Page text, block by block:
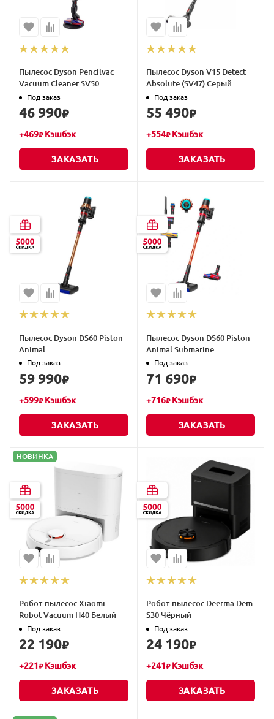
Пылесос Dyson Pencilvac
Vacuum Cleaner SV50
Под заказ
46 990₽
+469₽Кэшбэк
ЗАКАЗАТЬ
Пылесос Dyson V15 Detect
Absolute (SV47) Серый
Под заказ
55 490₽
+554₽Кэшбэк
ЗАКАЗАТЬ
Пылесос Dyson DS60 Piston
Animal
Под заказ
59 990₽
+599₽Кэшбэк
ЗАКАЗАТЬ
Пылесос Dyson DS60 Piston
Animal Submarine
Под заказ
71 690₽
+716₽Кэшбэк
ЗАКАЗАТЬ
НОВИНКА
Робот-пылесос Xiaomi
Robot Vacuum H40 Белый
Под заказ
22 190₽
+221 ₽Кэшбэк
ЗАКАЗАТЬ
Робот-пылесос Deerma Dem
S30 Чёрный
Под заказ
24 190₽
+241 ₽Кэшбэк
ЗАКАЗАТЬ